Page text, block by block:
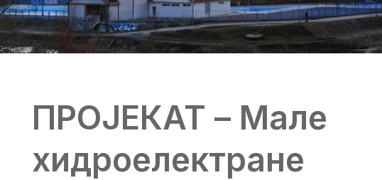
ПРОЈЕКАТ – Мале
хидроелектране